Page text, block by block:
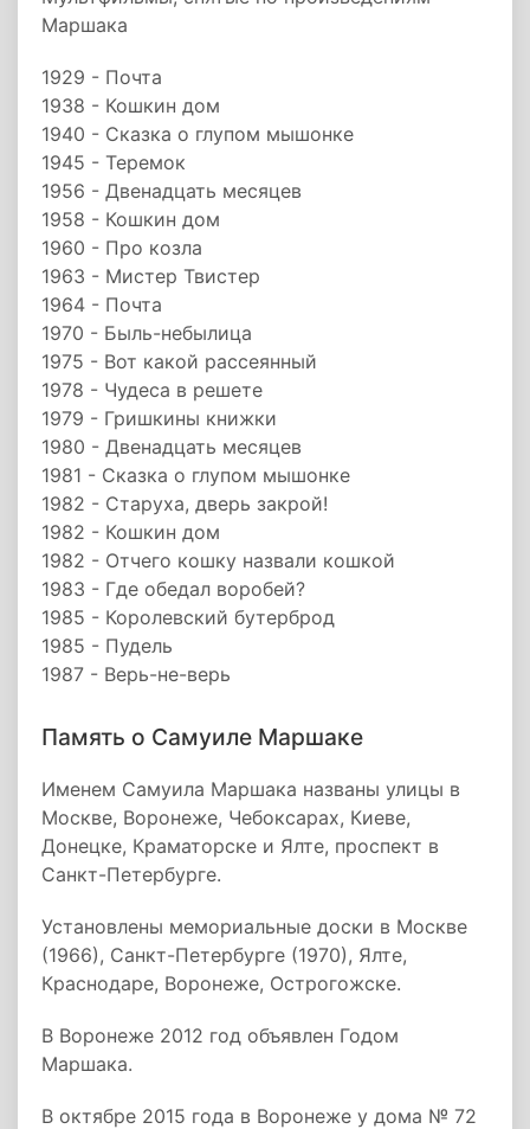
Маршака
1929 - Почта
1938 - Кошкин дом
1940 - Сказка о глупом мышонке
1945 - Теремок
1956 - Двенадцать месяцев
1958 - Кошкин дом
1960 - Про козла
1963 - Мистер Твистер
1964 - Почта
1970 - Быль-небылица
1975 - Вот какой рассеянный
1978 - Чудеса в решете
1979 - Гришкины книжки
1980 - Двенадцать месяцев
1981 - Сказка о глупом мышонке
1982 - Старуха, дверь закрой!
1982 - Кошкин дом
1982 - Отчего кошку назвали кошкой
1983 - Где обедал воробей?
1985 - Королевский бутерброд
1985 - Пудель
1987 - Верь-не-верь
Память о Самуиле Маршаке
Именем Самуила Маршака названы улицы в
Москве, Воронеже, Чебоксарах, Киеве,
Донецке, Краматорске и Ялте, проспект в
Санкт-Петербурге.
Установлены мемориальные доски в Москве
(1966), Санкт-Петербурге (1970), Ялте,
Краснодаре, Воронеже, Острогожске.
В Воронеже 2012 год объявлен Годом
Маршака.
В октябре 2015 года в Воронеже у дома № 72